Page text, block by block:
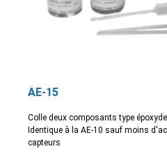
AE-15
Colle deux composants type
Identique à la AE-10 sauf moins
capteurs